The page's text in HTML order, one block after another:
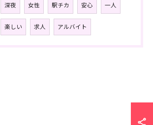
深夜 女性 駅チカ 安心 一人
楽しい 求人 アルバイト